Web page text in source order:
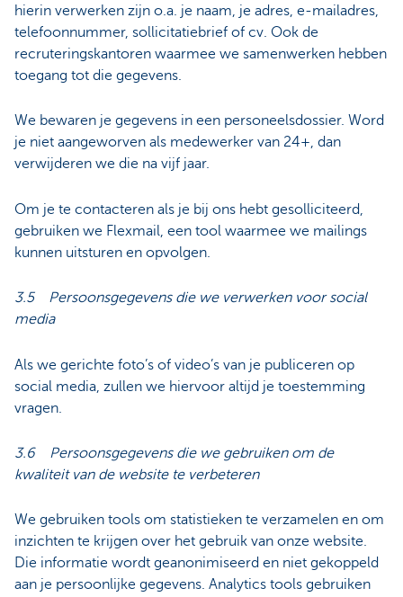
hierin verwerken zijn o.a. je naam, je adres, e-mailadres,
telefoonnummer, sollicitatiebrief of cv. Ook de
recruteringskantoren waarmee we samenwerken hebben
toegang tot die gegevens.
We bewaren je gegevens in een personeelsdossier. Word
je niet aangeworven als medewerker van 24+, dan
verwijderen we die na vijf jaar.
Om je te contacteren als je bij ons hebt gesolliciteerd,
gebruiken we Flexmail, een tool waarmee we mailings
kunnen uitsturen en opvolgen.
3.5 Persoonsgegevens die we verwerken voor social
media
Als we gerichte foto’s of video’s van je publiceren op
social media, zullen we hiervoor altijd je toestemming
vragen.
3.6 Persoonsgegevens die we gebruiken om de
kwaliteit van de website te verbeteren
We gebruiken tools om statistieken te verzamelen en om
inzichten te krijgen over het gebruik van onze website.
Die informatie wordt geanonimiseerd en niet gekoppeld
aan je persoonlijke gegevens. Analytics tools gebruiken